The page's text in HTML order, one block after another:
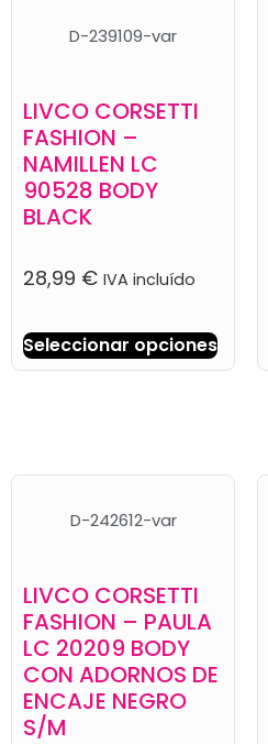
D-239109-var
LIVCO CORSETTI
FASHION –
NAMILLEN LC
90528 BODY
BLACK
28,99 € IVA incluído
Seleccionar opciones
D-242612-var
LIVCO CORSETTI
FASHION – PAULA
LC 20209 BODY
CON ADORNOS DE
ENCAJE NEGRO
S/M